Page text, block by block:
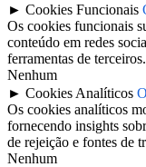
► Cookies Funcionais
Os cookies funcionais
conteúdo em redes
ferramentas de terceiros.
Nenhum
► Cookies Analíticos
Os cookies analíticos
fornecendo insights
de rejeição e fontes de
Nenhum